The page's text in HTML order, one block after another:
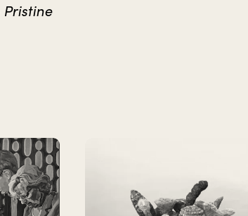
Pristine